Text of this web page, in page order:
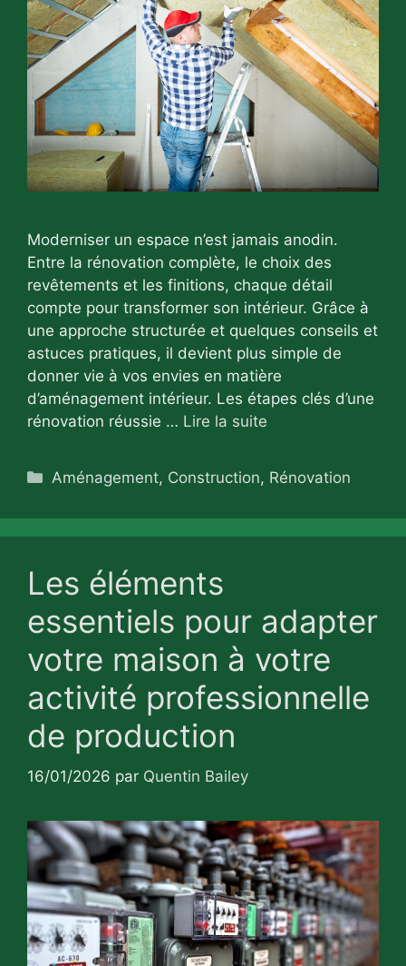
Moderniser un espace n’est jamais anodin.
Entre la rénovation complète, le choix des
revêtements et les finitions, chaque détail
compte pour transformer son intérieur. Grâce à
une approche structurée et quelques conseils et
astuces pratiques, il devient plus simple de
donner vie à vos envies en matière
d’aménagement intérieur. Les étapes clés d’une
rénovation réussie … Lire la suite
Catégories
Aménagement, Construction, Rénovation
Les éléments
essentiels pour adapter
votre maison à votre
activité professionnelle
de production
16/01/2026 par Quentin Bailey